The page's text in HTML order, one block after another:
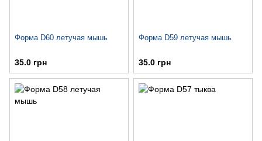
Форма D60 летучая мышь
35.0 грн
Форма D59 летучая мышь
35.0 грн